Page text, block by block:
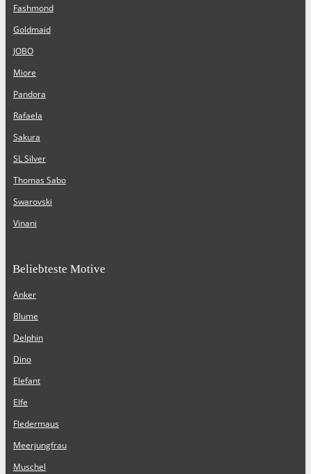
Fashmond
Goldmaid
JOBO
Miore
Pandora
Rafaela
Sakura
SL Silver
Thomas Sabo
Swarovski
Vinani
Beliebteste Motive
Anker
Blume
Delphin
Dino
Elefant
Elfe
Fledermaus
Meerjungfrau
Muschel